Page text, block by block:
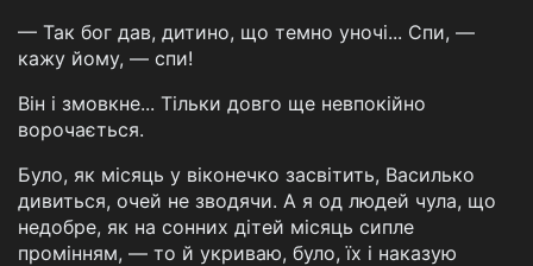
— Так бог дав, дитино, що темно уночі... Спи, —
кажу йому, — спи!
Він і змовкне... Тільки довго ще невпокійно
ворочається.
Було, як місяць у віконечко засвітить, Василько
дивиться, очей не зводячи. А я од людей чула, що
недобре, як на сонних дітей місяць сипле
промінням, — то й укриваю, було, їх і наказую